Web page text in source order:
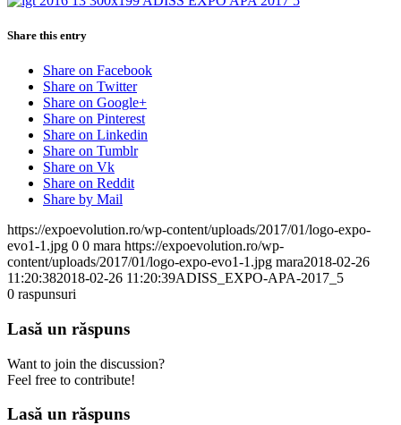
Share this entry
Share on Facebook
Share on Twitter
Share on Google+
Share on Pinterest
Share on Linkedin
Share on Tumblr
Share on Vk
Share on Reddit
Share by Mail
https://expoevolution.ro/wp-content/uploads/2017/01/logo-expo-
evo1-1.jpg 0 0 mara https://expoevolution.ro/wp-
content/uploads/2017/01/logo-expo-evo1-1.jpg mara2018-02-26
11:20:382018-02-26 11:20:39ADISS_EXPO-APA-2017_5
0 raspunsuri
Lasă un răspuns
Want to join the discussion?
Feel free to contribute!
Lasă un răspuns